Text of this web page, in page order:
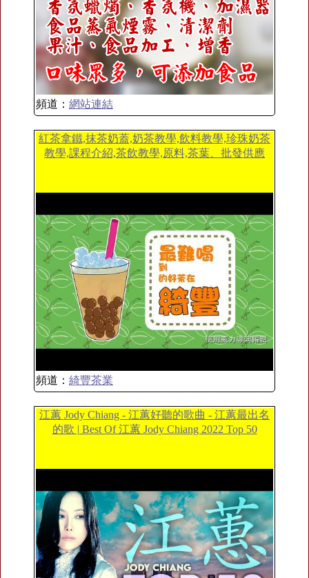
頻道： 網站連結
紅茶拿鐵,抹茶奶蓋,奶茶教學,飲料教學,珍珠奶茶
教學,課程介紹,茶飲教學,原料,茶葉、批發供應
頻道： 綺豐茶業
江蕙 Jody Chiang - 江蕙好聽的歌曲 - 江蕙最出名
的歌 | Best Of 江蕙 Jody Chiang 2022 Top 50